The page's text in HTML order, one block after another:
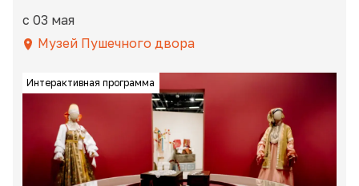
с 03 мая
Музей Пушечного двора
Интерактивная программа